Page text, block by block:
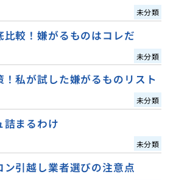
未分類
較！嫌がるものはコレだ
未分類
！私が試した嫌がるものリスト
未分類
詰まるわけ
未分類
ン引越し業者選びの注意点